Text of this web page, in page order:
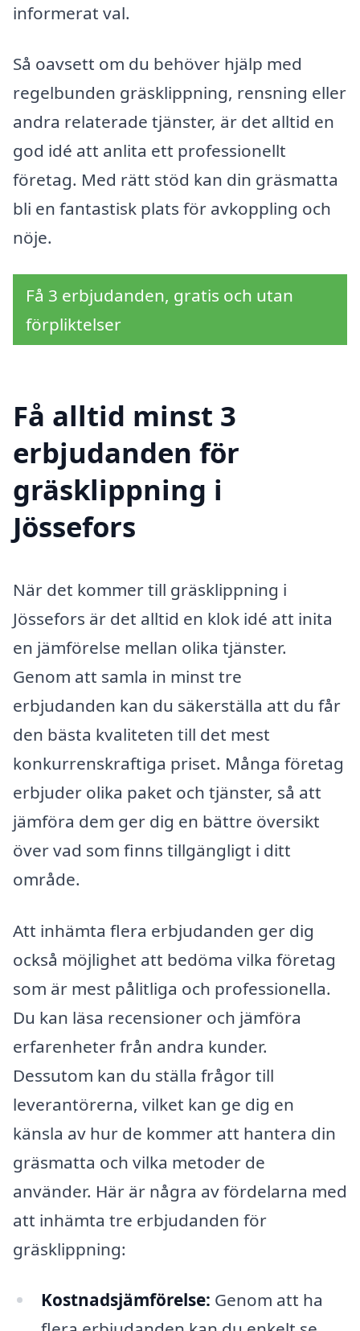
informerat val.
Så oavsett om du behöver hjälp med
regelbunden gräsklippning, rensning eller
andra relaterade tjänster, är det alltid en
god idé att anlita ett professionellt
företag. Med rätt stöd kan din gräsmatta
bli en fantastisk plats för avkoppling och
nöje.
Få 3 erbjudanden, gratis och utan
förpliktelser
Få alltid minst 3
erbjudanden för
gräsklippning i
Jössefors
När det kommer till gräsklippning i
Jössefors är det alltid en klok idé att inita
en jämförelse mellan olika tjänster.
Genom att samla in minst tre
erbjudanden kan du säkerställa att du får
den bästa kvaliteten till det mest
konkurrenskraftiga priset. Många företag
erbjuder olika paket och tjänster, så att
jämföra dem ger dig en bättre översikt
över vad som finns tillgängligt i ditt
område.
Att inhämta flera erbjudanden ger dig
också möjlighet att bedöma vilka företag
som är mest pålitliga och professionella.
Du kan läsa recensioner och jämföra
erfarenheter från andra kunder.
Dessutom kan du ställa frågor till
leverantörerna, vilket kan ge dig en
känsla av hur de kommer att hantera din
gräsmatta och vilka metoder de
använder. Här är några av fördelarna med
att inhämta tre erbjudanden för
gräsklippning:
Kostnadsjämförelse: Genom att ha